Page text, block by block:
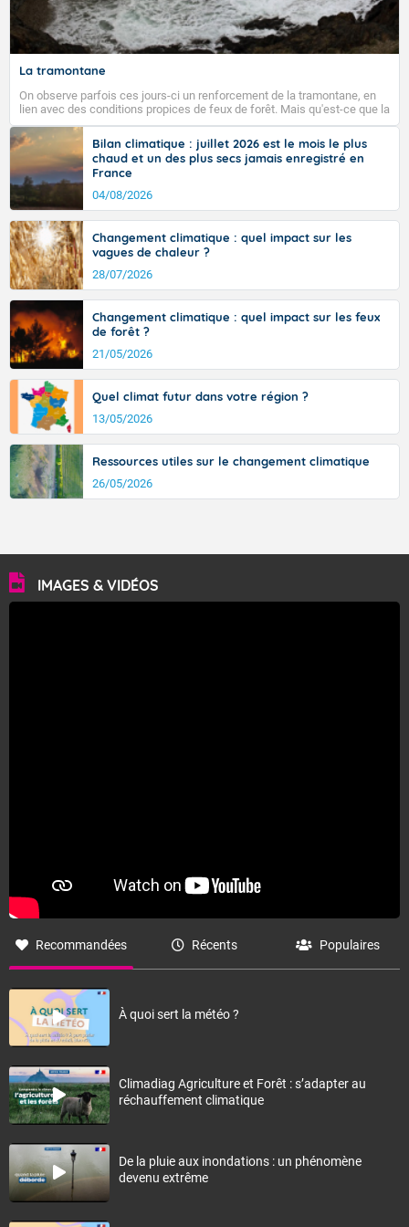
La tramontane
On observe parfois ces jours-ci un renforcement de la tramontane, en
lien avec des conditions propices de feux de forêt. Mais qu'est-ce que la
tramontane ? Quelles sont ses caractéristiques ? La tramontane est un
vent turbulent soufflant de secteur nord-ouest à nord, ou ouest à nord-
ouest, dans un secteur qui part du Roussillon à la vallée de l’Aude et à
l’ouest de l’Hérault. L’étymologie de ce vent vient du latin trasmontanus,
signifiant au-delà des monts, en allusion aux régions montagneuses
d’où provient ce vent.
Bilan climatique : juillet 2026 est le mois le plus
chaud et un des plus secs jamais enregistré en
France
04/08/2026
Changement climatique : quel impact sur les
vagues de chaleur ?
28/07/2026
Changement climatique : quel impact sur les feux
de forêt ?
21/05/2026
Quel climat futur dans votre région ?
13/05/2026
Ressources utiles sur le changement climatique
26/05/2026
IMAGES & VIDÉOS
Recommandées Récents Populaires
À quoi sert la météo ?
Climadiag Agriculture et Forêt : s’adapter au
réchauffement climatique
De la pluie aux inondations : un phénomène
devenu extrême